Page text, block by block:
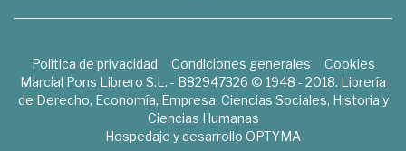
Política de privacidad Condiciones generales
Cookies
Marcial Pons Librero S.L. - B82947326 © 1948 - 2018. Librería
de Derecho, Economía, Empresa, Ciencias Sociales, Historia y
Ciencias Humanas
Hospedaje y desarrollo OPTYMA